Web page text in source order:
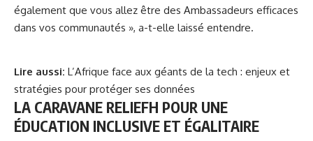
également que vous allez être des Ambassadeurs efficaces
dans vos communautés », a-t-elle laissé entendre.
Lire aussi: L’Afrique face aux géants de la tech : enjeux et
stratégies pour protéger ses données
LA CARAVANE RELIEFH POUR UNE
ÉDUCATION INCLUSIVE ET ÉGALITAIRE